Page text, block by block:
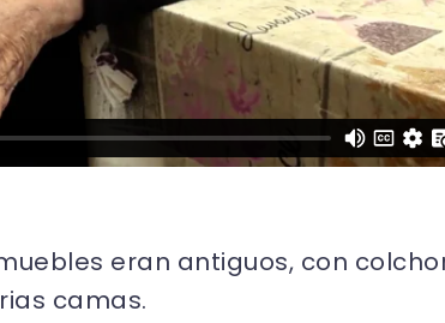
eran antiguos, con
camas.